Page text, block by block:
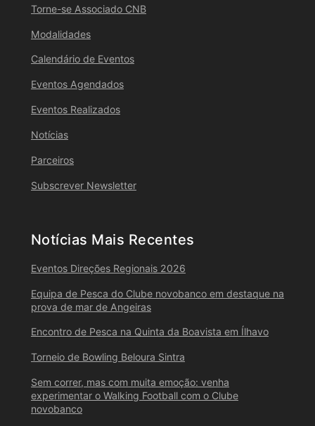
Torne-se Associado CNB
Modalidades
Calendário de Eventos
Eventos Agendados
Eventos Realizados
Notícias
Parceiros
Subscrever Newsletter
Notícias Mais Recentes
Eventos Direções Regionais 2026
Equipa de Pesca do Clube novobanco em destaque na
prova de mar de Angeiras
Encontro de Pesca na Quinta da Boavista em Ílhavo
Torneio de Bowling Beloura Sintra
Sem correr, mas com muita emoção: venha
experimentar o Walking Football com o Clube
novobanco